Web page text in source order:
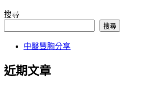
搜尋
搜尋
中醫豐胸分享
近期文章